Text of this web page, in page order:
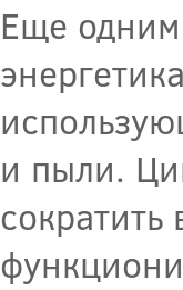
Еще одним
и пыли.